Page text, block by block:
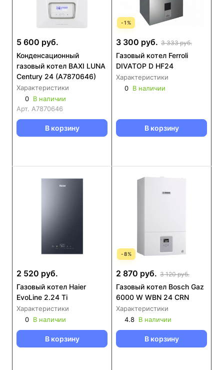
5 600 руб.
Конденсационный
газовый котел BAXI LUNA
Century 24 (А7870646)
Характеристики
0 В наличии
Арт. А7870646
В корзину
-1%
3 300 руб. 3 333 руб.
Газовый котел Ferroli
DIVATOP D HF24
Характеристики
0 В наличии
В корзину
2 520 руб.
Газовый котел Haier
EvoLine 2.24 Ti
Характеристики
0 В наличии
В корзину
-8%
2 870 руб. 3 120 руб.
Газовый котел Bosch Gaz
6000 W WBN 24 CRN
Характеристики
4.8 В наличии
В корзину